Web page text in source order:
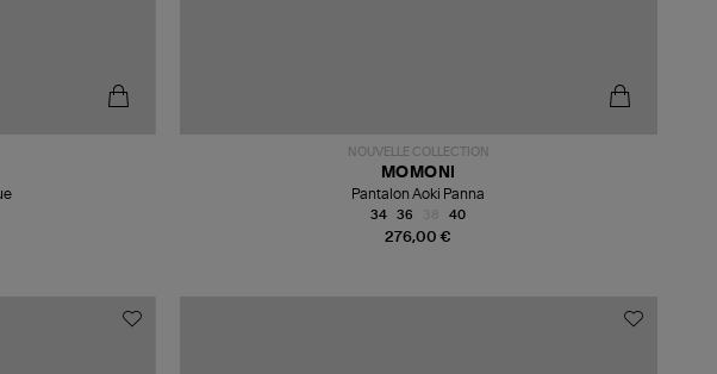
NOUVELLE COLLECTION
276,00 €
MOMONI
Pantalon Aoki Panna
34 36 40